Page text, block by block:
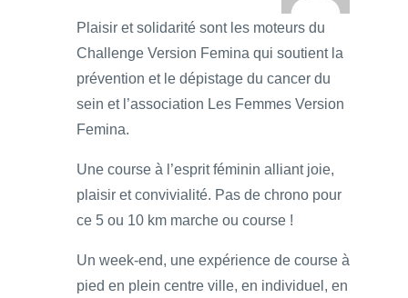
Plaisir et solidarité sont les moteurs du
Challenge Version Femina qui soutient la
prévention et le dépistage du cancer du
sein et l’association Les Femmes Version
Femina.
Une course à l’esprit féminin alliant joie,
plaisir et convivialité. Pas de chrono pour
ce 5 ou 10 km marche ou course !
Un week-end, une expérience de course à
pied en plein centre ville, en individuel, en